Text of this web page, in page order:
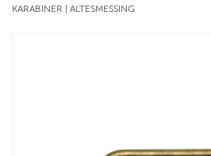
KARABINER | ALTESMESSING